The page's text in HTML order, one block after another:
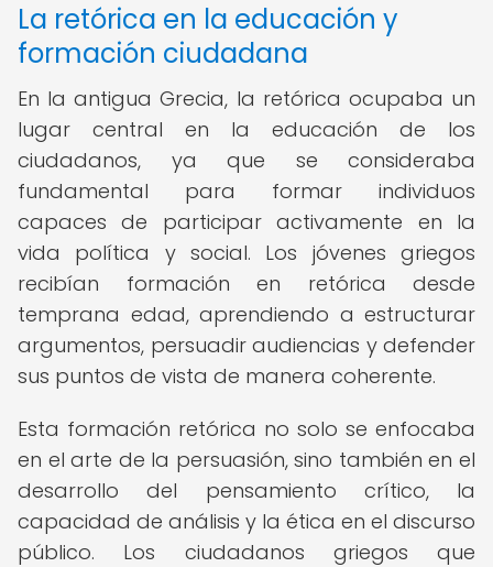
La retórica en la educación y
formación ciudadana
En la antigua Grecia, la retórica ocupaba un
lugar central en la educación de los
ciudadanos, ya que se consideraba
fundamental para formar individuos
capaces de participar activamente en la
vida política y social. Los jóvenes griegos
recibían formación en retórica desde
temprana edad, aprendiendo a estructurar
argumentos, persuadir audiencias y defender
sus puntos de vista de manera coherente.
Esta formación retórica no solo se enfocaba
en el arte de la persuasión, sino también en el
desarrollo del pensamiento crítico, la
capacidad de análisis y la ética en el discurso
público. Los ciudadanos griegos que